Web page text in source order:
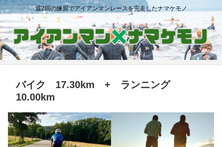
週2回の練習でアイアンマンレースを完走したナマケモノ
バイク 17.30km + ランニング
10.00km